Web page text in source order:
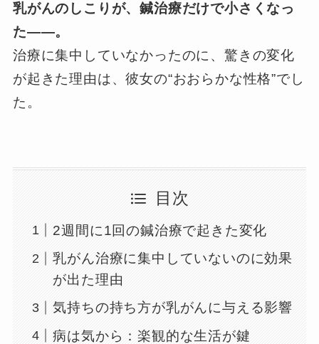
乳がんのしこりが、鍼治療だけで小さくなっ
た——。
治療に集中していなかったのに、驚きの変化
が起きた理由は、彼女の“おおらかな性格”でし
た。
目次
2週間に1回の鍼治療で起きた変化
乳がん治療に集中していないのに効果
が出た理由
気持ちの持ち方が乳がんに与える影響
病は気から：楽観的な生活が鍵